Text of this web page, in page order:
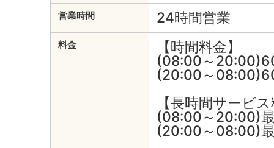
営業時間 24時間営業
料金
【時間料金】
(08:00～
(20:00～
【長時間サービ
(08:00～20:00)
(20:00～08:00)